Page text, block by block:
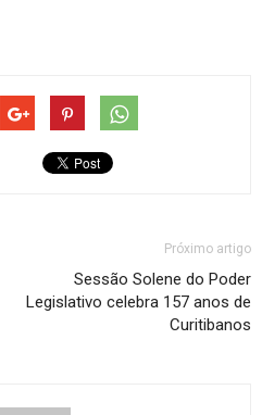
Próximo artigo
Sessão Solene do Poder
Legislativo celebra 157 anos de
Curitibanos